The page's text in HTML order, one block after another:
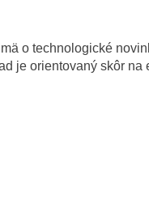
o technologické
je orientovaný skôr